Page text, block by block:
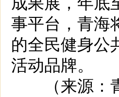
事平台，青海
的全民健身公
活动品牌。
（来源：青